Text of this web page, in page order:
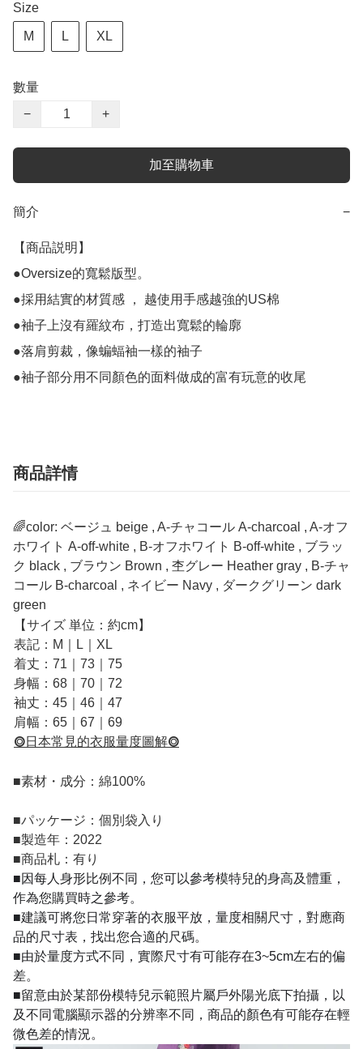
Size
M L XL
數量
−
+
加至購物車
簡介 −
【商品説明】
●Oversize的寬鬆版型。
●採用結實的材質感 ， 越使用手感越強的US棉
●袖子上沒有羅紋布，打造出寬鬆的輪廓
●落肩剪裁，像蝙蝠袖一樣的袖子
●袖子部分用不同顏色的面料做成的富有玩意的收尾
商品詳情
🌈color: ベージュ beige , A‐チャコール A-charcoal , A‐オフ
ホワイト A-off-white , B‐オフホワイト B-off-white , ブラッ
ク black , ブラウン Brown , 杢グレー Heather gray , B‐チャ
コール B-charcoal , ネイビー Navy , ダークグリーン dark
green
【サイズ 単位：約cm】
表記：M｜L｜XL
着丈：71｜73｜75
身幅：68｜70｜72
袖丈：45｜46｜47
肩幅：65｜67｜69
⭗日本常見的衣服量度圖解⭗
■素材・成分：綿100%
■パッケージ：個別袋入り
■製造年：2022
■商品札：有り
■因每人身形比例不同，您可以參考模特兒的身高及體重，
作為您購買時之參考。
■建議可將您日常穿著的衣服平放，量度相關尺寸，對應商
品的尺寸表，找出您合適的尺碼。
■由於量度方式不同，實際尺寸有可能存在3~5cm左右的偏
差。
■留意由於某部份模特兒示範照片屬戶外陽光底下拍攝，以
及不同電腦顯示器的分辨率不同，商品的顏色有可能存在輕
微色差的情況。